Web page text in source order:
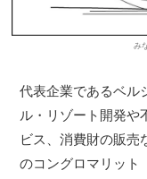
み
代表企業であるベル
ル・リゾート開発や
ビス、消費財の販売
のコングロマリット